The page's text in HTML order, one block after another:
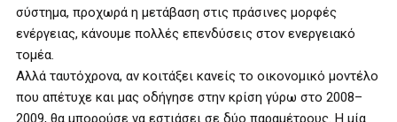
σύστημα, προχωρά η μετάβαση στις πράσινες μορφές
ενέργειας, κάνουμε πολλές επενδύσεις στον ενεργειακό
τομέα.
Αλλά ταυτόχρονα, αν κοιτάξει κανείς το οικονομικό μοντέλο
που απέτυχε και μας οδήγησε στην κρίση γύρω στο 2008–
2009, θα μπορούσε να εστιάσει σε δύο παραμέτρους. Η μία